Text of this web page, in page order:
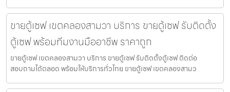
ขายตู้เซฟ เขตคลองสามวา บริการ ขายตู้เซฟ รับติดตั้ง
ตู้เซฟ พร้อมทีมงานมืออาชีพ ราคาถูก
ขายตู้เซฟ เขตคลองสามวา บริการ ขายตู้เซฟ รับติดตั้งตู้เซฟ ติดต่อ
สอบถามได้ตลอด พร้อมให้บริการทั่วไทย ขายตู้เซฟ เขตคลองสามว